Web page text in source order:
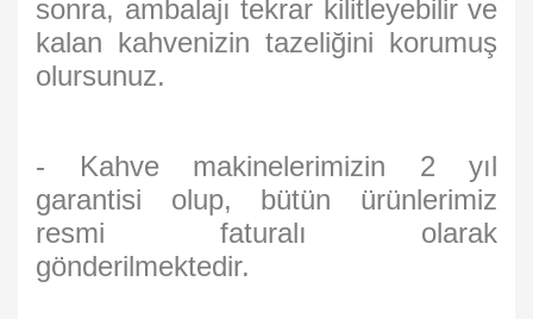
sonra, ambalajı tekrar kilitleyebilir ve
kalan kahvenizin tazeliğini korumuş
olursunuz.
- Kahve makinelerimizin 2 yıl
garantisi olup, bütün ürünlerimiz
resmi faturalı olarak
gönderilmektedir.